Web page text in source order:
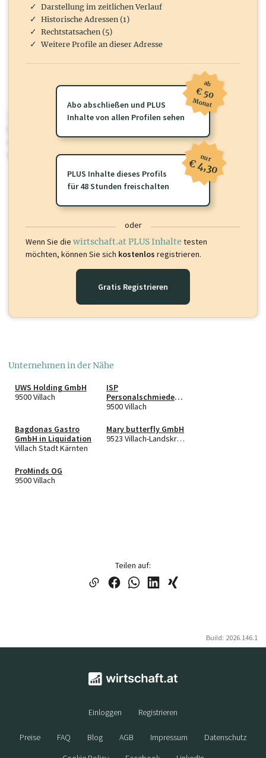
wirtschaft.at PLUS
Sie momentan nicht einsehen können. Schalten Sie dieses Profil frei
oder loggen Sie sich ein um diese Inhalte zu sehen.
Darstellung im zeitlichen Verlauf
Historische Adressen (1)
Rechtstatsachen (5)
Weitere Profile an dieser Adresse
Abo abschließen und PLUS
Inhalte von allen Profilen sehen
ab
€ 50
Monat
PLUS Inhalte dieses Profils
für 48 Stunden freischalten
nur
€ 4,30
oder
Wenn Sie die wirtschaft.at PLUS Inhalte testen
möchten, können Sie sich kostenlos registrieren.
Gratis Registrieren
Unternehmen in der Nähe
UWS Holding GmbH
9500 Villach
ISP
Personalschmiede
GmbH
9500 Villach
Bagdonas Gastro
GmbH in Liquidation
Villach Stadt Kärnten
Mary butterfly GmbH
9523 Villach-Landskron
ProMinds OG
9500 Villach
Teilen auf:
Build: 2026.146.1
Einloggen Registrieren
Preise FAQ Blog AGB Impressum
Datenschutz